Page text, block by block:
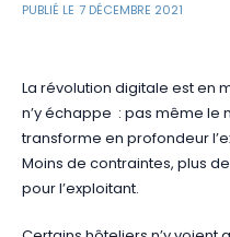
PUBLIÉ LE 7 DÉCEMBRE 2021
La révolution digitale est en
n’y échappe : pas même le
transforme en profondeur
Moins de contraintes, plus
pour l’exploitant.